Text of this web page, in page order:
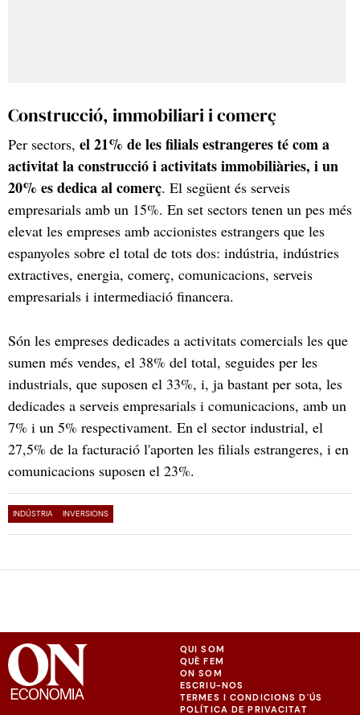
Construcció, immobiliari i comerç
Per sectors, el 21% de les filials estrangeres té com a
activitat la construcció i activitats immobiliàries, i un
20% es dedica al comerç. El següent és serveis
empresarials amb un 15%. En set sectors tenen un pes més
elevat les empreses amb accionistes estrangers que les
espanyoles sobre el total de tots dos: indústria, indústries
extractives, energia, comerç, comunicacions, serveis
empresarials i intermediació financera.
Són les empreses dedicades a activitats comercials les que
sumen més vendes, el 38% del total, seguides per les
industrials, que suposen el 33%, i, ja bastant per sota, les
dedicades a serveis empresarials i comunicacions, amb un
7% i un 5% respectivament. En el sector industrial, el
27,5% de la facturació l'aporten les filials estrangeres, i en
comunicacions suposen el 23%.
INDÚSTRIA INVERSIONS
QUI SOM
QUÈ FEM
ON SOM
ESCRIU-NOS
TERMES I CONDICIONS D'ÚS
POLÍTICA DE PRIVACITAT